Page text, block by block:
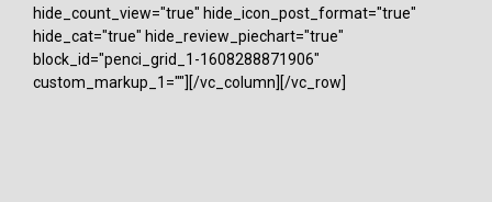
hide_count_view="true" hide_icon_post_format="true"
hide_cat="true" hide_review_piechart="true"
block_id="penci_grid_1-1608288871906"
custom_markup_1=""][/vc_column][/vc_row]